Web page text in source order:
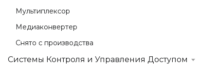
Мультиплексор
Медиаконвертер
Снято с производства
Системы Контроля и Управления Доступом